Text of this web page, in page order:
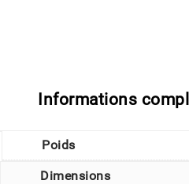
Informations
Poids
Dimensions